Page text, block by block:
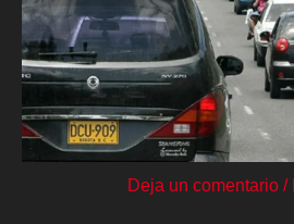
Deja un comentario /